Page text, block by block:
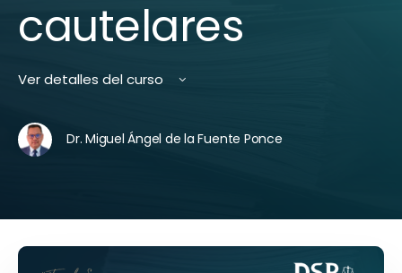
cautelares
Ver detalles del curso
Dr. Miguel Ángel de la Fuente Ponce